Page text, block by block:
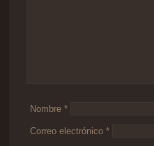
Nombre *
Correo electrónico *